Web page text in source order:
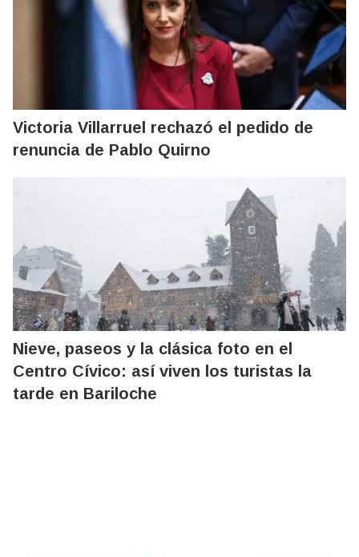
Victoria Villarruel rechazó el pedido de
renuncia de Pablo Quirno
Nieve, paseos y la clásica foto en el
Centro Cívico: así viven los turistas la
tarde en Bariloche